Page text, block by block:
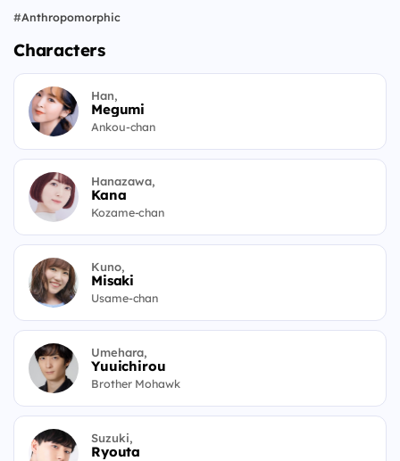
#Anthropomorphic
Characters
Han,
Megumi
Ankou-chan
Hanazawa,
Kana
Kozame-chan
Kuno,
Misaki
Usame-chan
Umehara,
Yuuichirou
Brother Mohawk
Suzuki,
Ryouta